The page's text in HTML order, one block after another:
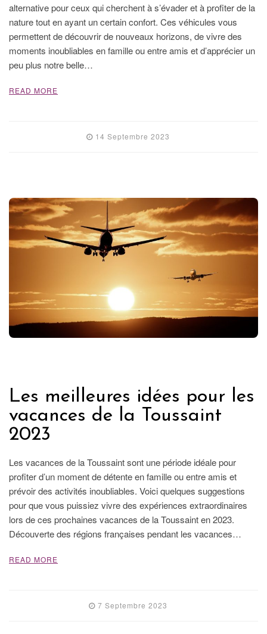
alternative pour ceux qui cherchent à s’évader et à profiter de la
nature tout en ayant un certain confort. Ces véhicules vous
permettent de découvrir de nouveaux horizons, de vivre des
moments inoubliables en famille ou entre amis et d’apprécier un
peu plus notre belle…
READ MORE
14 Septembre 2023
Les meilleures idées pour les
vacances de la Toussaint
2023
Les vacances de la Toussaint sont une période idéale pour
profiter d’un moment de détente en famille ou entre amis et
prévoir des activités inoubliables. Voici quelques suggestions
pour que vous puissiez vivre des expériences extraordinaires
lors de ces prochaines vacances de la Toussaint en 2023.
Découverte des régions françaises pendant les vacances…
READ MORE
7 Septembre 2023